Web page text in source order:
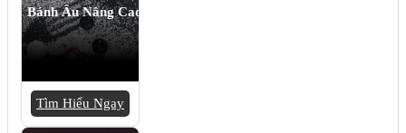
Bánh Âu Nâng Cao
Tìm Hiểu Ngay